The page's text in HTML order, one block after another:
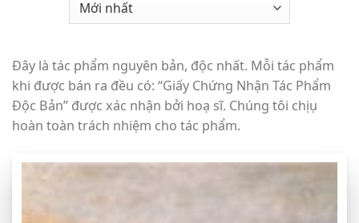
Đây là tác phẩm nguyên bản, độc nhất. Mỗi tác phẩm
khi được bán ra đều có: “Giấy Chứng Nhận Tác Phẩm
Độc Bản” được xác nhận bởi hoạ sĩ. Chúng tôi chịụ
hoàn toàn trách nhiệm cho tác phẩm.